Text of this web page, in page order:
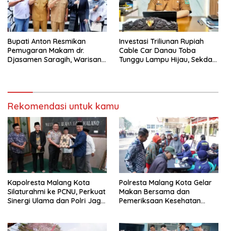
Bupati Anton Resmikan
Pemugaran Makam dr.
Djasamen Saragih, Warisan
Investasi Triliunan Rupiah
Cable Car Danau Toba
Tunggu Lampu Hijau, Sekda
Rekomendasi untuk kamu
Kapolresta Malang Kota
Silaturahmi ke PCNU, Perkuat
Sinergi Ulama dan Polri Jaga
Polresta Malang Kota Gelar
Makan Bersama dan
Pemeriksaan Kesehatan